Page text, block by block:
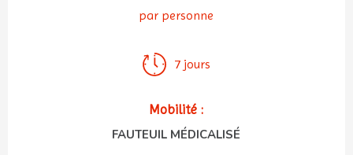
par personne
7 jours
Mobilité :
FAUTEUIL MÉDICALISÉ